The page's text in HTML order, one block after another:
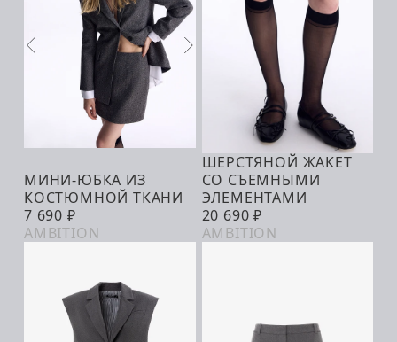
В КОРЗИНУ
МИНИ-ЮБКА ИЗ
КОСТЮМНОЙ ТКАНИ
7 690 ₽
AMBITION
В КОРЗИНУ
ШЕРСТЯНОЙ ЖАКЕТ
СО СЪЕМНЫМИ
ЭЛЕМЕНТАМИ
20 690 ₽
AMBITION